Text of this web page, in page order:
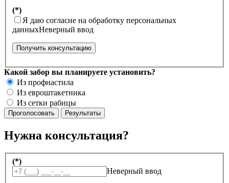
(*)
Я даю согласие на обработку персональных
данныхНеверный ввод
Получить консультацию
Какой забор вы планируете установить?
Из профнастила
Из евроштакетника
Из сетки рабицы
Нужна консультация?
(*)
Неверный ввод